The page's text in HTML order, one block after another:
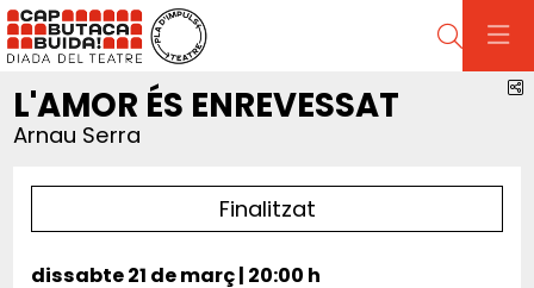
Cerca
L'AMOR ÉS ENREVESSAT
Arnau Serra
Finalitzat
dissabte 21 de març| 20:00 h